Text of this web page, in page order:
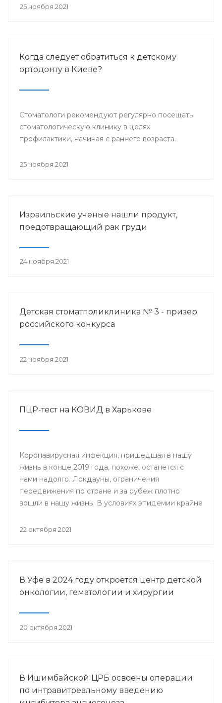
25 ноября 2021
Когда следует обратиться к детскому
ортодонту в Киеве?
Стоматологи рекомендуют регулярно посещать
стоматологическую клинику в целях
профилактики, начиная с раннего возраста.
25 ноября 2021
Израильские ученые нашли продукт,
предотвращающий рак груди
24 ноября 2021
Детская стоматполиклиника № 3 - призер
российского конкурса
22 ноября 2021
ПЦР-тест на КОВИД в Харькове
Коронавирусная инфекция, пришедшая в нашу
жизнь в конце 2019 года, похоже, останется с
нами надолго. Локдауны, ограничения
передвижения по стране и за рубеж плотно
вошли в нашу жизнь. В условиях эпидемии крайне
коронавирусной инфекцией, ведь даже при
22 октября 2021
В Уфе в 2024 году откроется центр детской
онкологии, гематологии и хирургии
20 октября 2021
В Ишимбайской ЦРБ освоены операции
по интравитреальному введению